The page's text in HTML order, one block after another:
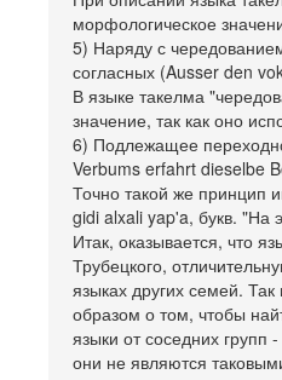
морфологическое
5) Наряду с
согласных (Ausser den
В языке такелма
значение, так как оно
6) Подлежащее
Verbums erfahrt dieselbe
Точно такой же принцип
gidi alxali yap'a, букв. "На
Итак, оказывается, что
Трубецкого,
языках других семей.
образом о том, чтобы
языки от соседних групп
они не являются